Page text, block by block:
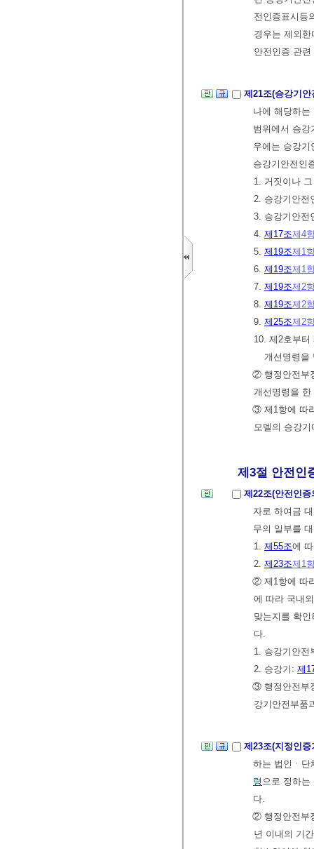
전인증표시등
경우는 제외
안전인증 관
제21조(승강기
나에 해당하
범위에서 승
우에는 승강기
승강기안전인
1. 거짓이나
2. 승강기안전
3. 승강기안전
4. 제17조제4
5. 제19조제1
6. 제19조제1
7. 제19조제2
8. 제19조제2
9. 제25조제2
10. 제2호부
개선명령을
② 행정안전부
개선명령을
③ 제1항에 따
모델의 승강
제3절 안전인
제22조(안전인
자로 하여금
무의 일부를
1. 제55조에
2. 제23조제1
② 제1항에 따
에 따라 국내
맞는지를 확
다.
1. 승강기안
2. 승강기: 제
③ 행정안전부
강기안전부품
제23조(지정인
하는 법인ㆍ
령 으로 정하는
다.
② 행정안전부
년 이내의 기